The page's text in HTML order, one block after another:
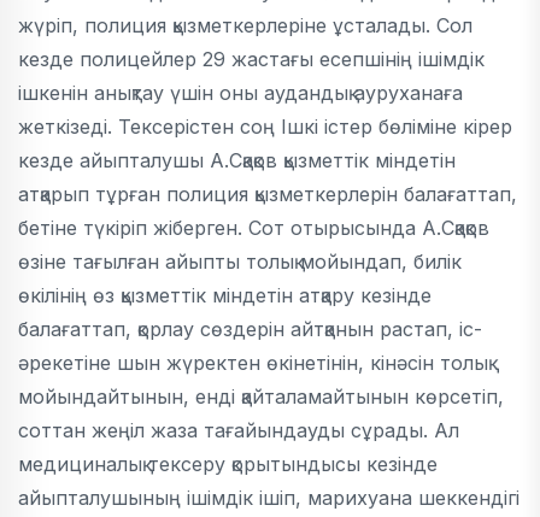
жүріп, полиция қызметкерлеріне ұсталады. Сол
кезде полицейлер 29 жастағы есепшінің ішімдік
ішкенін анықтау үшін оны аудандық ауруханаға
жеткізеді. Тексерістен соң Ішкі істер бөліміне кірер
кезде айыпталушы А.Сқақов қызметтік міндетін
атқарып тұрған полиция қызметкерлерін балағаттап,
бетіне түкіріп жіберген. Сот отырысында А.Сқақов
өзіне тағылған айыпты толық мойындап, билік
өкілінің өз қызметтік міндетін атқару кезінде
балағаттап, қорлау сөздерін айтқанын растап, іс-
әрекетіне шын жүректен өкінетінін, кінәсін толық
мойындайтынын, енді қайталамайтынын көрсетіп,
соттан жеңіл жаза тағайындауды сұрады. Ал
медициналық тексеру қорытындысы кезінде
айыпталушының ішімдік ішіп, марихуана шеккендігі